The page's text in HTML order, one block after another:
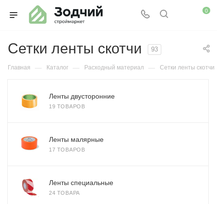
0
Сетки ленты скотчи 93
Главная — Каталог — Расходный материал — Сетки ленты скотчи
Ленты двусторонние
19 ТОВАРОВ
Ленты малярные
17 ТОВАРОВ
Ленты специальные
24 ТОВАРА